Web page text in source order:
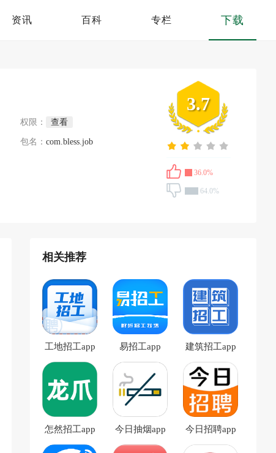
资讯 百科 专栏 下载
3.7
36.0%
64.0%
权限： 查看
包名：com.bless.job
相关推荐
工地招工app 易招工app 建筑招工app
怎然招工app 今日抽烟app 今日招聘app